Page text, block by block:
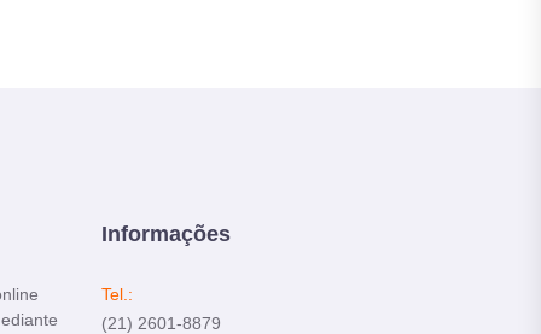
Informações
Tel.:
(21) 2601-8879